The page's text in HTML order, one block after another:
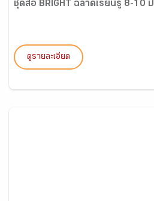
ชุดสื่อ BRIGHT ฉลาดเรียนรู้ 8-10 ปี
ดูรายละเอียด